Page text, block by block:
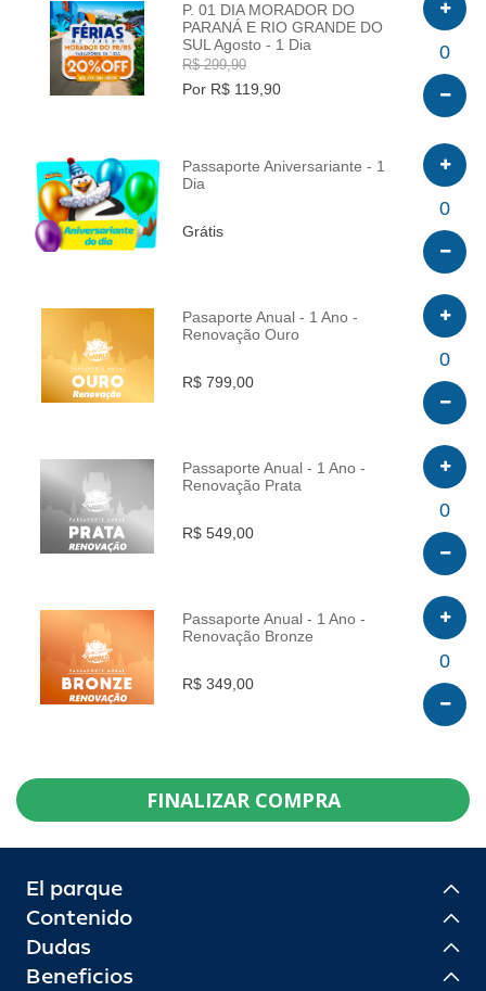
INFO
P. 01 DIA MORADOR DO
PARANÁ E RIO GRANDE DO
SUL Agosto - 1 Dia
R$ 299,90
Por R$ 119,90
0
INFO
Passaporte Aniversariante - 1
Dia
Grátis
0
INFO
Pasaporte Anual - 1 Ano -
Renovação Ouro
R$ 799,00
0
INFO
Passaporte Anual - 1 Ano -
Renovação Prata
R$ 549,00
0
INFO
Passaporte Anual - 1 Ano -
Renovação Bronze
R$ 349,00
0
FINALIZAR COMPRA
El parque
Contenido
Dudas
Beneficios